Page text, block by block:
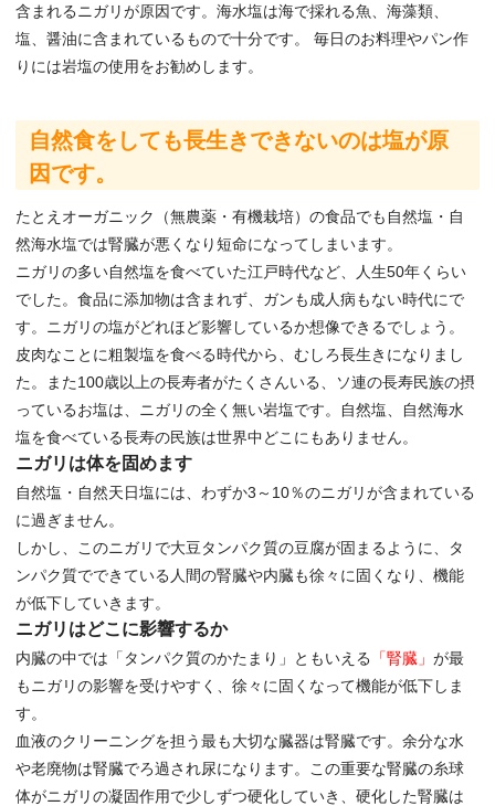
含まれるニガリが原因です。海水塩は海で採れる魚、海藻類、
塩、醤油に含まれているもので十分です。 毎日のお料理やパン作
りには岩塩の使用をお勧めします。
自然食をしても長生きできないのは塩が原
因です。
たとえオーガニック（無農薬・有機栽培）の食品でも自然塩・自
然海水塩では腎臓が悪くなり短命になってしまいます。
ニガリの多い自然塩を食べていた江戸時代など、人生50年くらい
でした。食品に添加物は含まれず、ガンも成人病もない時代にで
す。ニガリの塩がどれほど影響しているか想像できるでしょう。
皮肉なことに粗製塩を食べる時代から、むしろ長生きになりまし
た。また100歳以上の長寿者がたくさんいる、ソ連の長寿民族の摂
っているお塩は、ニガリの全く無い岩塩です。自然塩、自然海水
塩を食べている長寿の民族は世界中どこにもありません。
ニガリは体を固めます
自然塩・自然天日塩には、わずか3～10％のニガリが含まれている
に過ぎません。
しかし、このニガリで大豆タンパク質の豆腐が固まるように、タ
ンパク質でできている人間の腎臓や内臓も徐々に固くなり、機能
が低下していきます。
ニガリはどこに影響するか
内臓の中では「タンパク質のかたまり」ともいえる 「腎臓」が最
もニガリの影響を受けやすく、徐々に固くなって機能が低下しま
す。
血液のクリーニングを担う最も大切な臓器は腎臓です。余分な水
や老廃物は腎臓でろ過され尿になります。この重要な腎臓の糸球
体がニガリの凝固作用で少しずつ硬化していき、硬化した腎臓は